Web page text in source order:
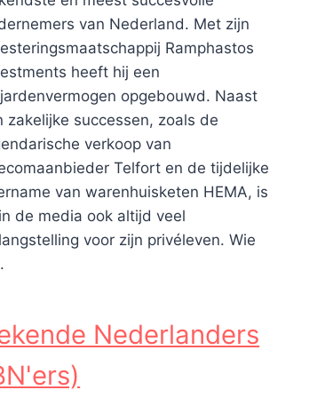
van Nederland. Met zijn
Ramphastos
heeft hij een
opgebouwd. Naast
zakelijke successen, zoals de
verkoop van
Telfort en de tijdelijke
van warenhuisketen HEMA, is
de media ook altijd veel
voor zijn privéleven. Wie
Nederlanders